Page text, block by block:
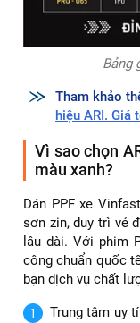
Bảng
Tham khảo